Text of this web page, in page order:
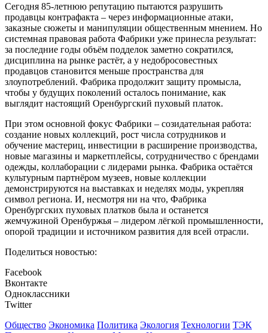
Сегодня 85-летнюю репутацию пытаются разрушить
продавцы контрафакта – через информационные атаки,
заказные сюжеты и манипуляции общественным мнением. Но
системная правовая работа Фабрики уже принесла результат:
за последние годы объём подделок заметно сократился,
дисциплина на рынке растёт, а у недобросовестных
продавцов становится меньше пространства для
злоупотреблений. Фабрика продолжит защиту промысла,
чтобы у будущих поколений осталось понимание, как
выглядит настоящий Оренбургский пуховый платок.
При этом основной фокус Фабрики – созидательная работа:
создание новых коллекций, рост числа сотрудников и
обучение мастериц, инвестиции в расширение производства,
новые магазины и маркетплейсы, сотрудничество с брендами
одежды, коллаборации с лидерами рынка. Фабрика остаётся
культурным партнёром музеев, новые коллекции
демонстрируются на выставках и неделях моды, укрепляя
символ региона. И, несмотря ни на что, Фабрика
Оренбургских пуховых платков была и останется
жемчужиной Оренбуржья – лидером лёгкой промышленности,
опорой традиции и источником развития для всей отрасли.
Поделиться новостью:
Facebook
Вконтакте
Одноклассники
Twitter
Общество Экономика Политика Экология Технологии ТЭК